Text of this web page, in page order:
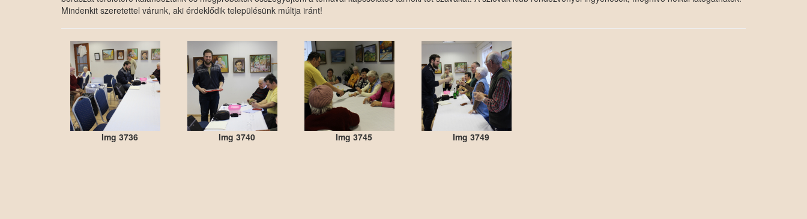
Mindenkit szeretettel várunk, aki érdeklődik településünk múltja iránt!
Img 3736 Img 3740 Img 3745 Img 3749